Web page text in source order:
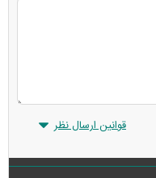
قوانین ارسال نظر